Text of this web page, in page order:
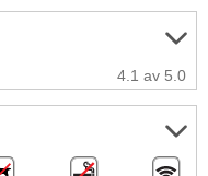
4.1 av 5.0